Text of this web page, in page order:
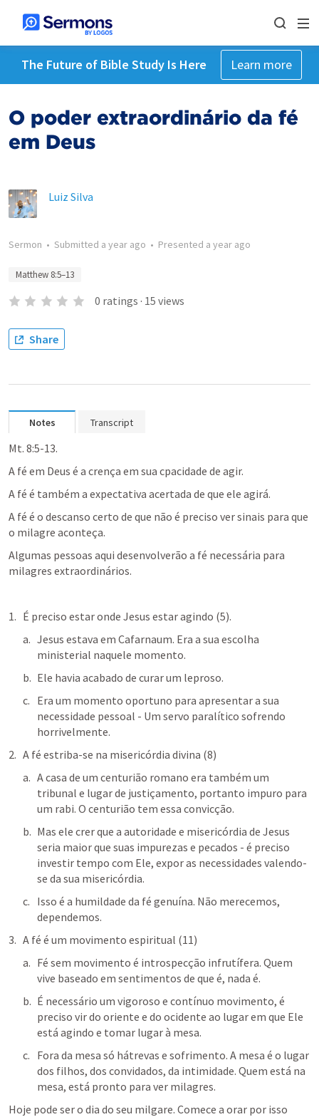
The Future of Bible Study Is Here Learn more
O poder extraordinário da fé
em Deus
Luiz Silva
Sermon • Submitted a year ago • Presented a year ago
Matthew 8:5–13
0 ratings · 15 views
Share
Notes Transcript
Mt. 8:5-13.
A fé em Deus é a crença em sua cpacidade de agir.
A fé é também a expectativa acertada de que ele agirá.
A fé é o descanso certo de que não é preciso ver sinais para que
o milagre aconteça.
Algumas pessoas aqui desenvolverão a fé necessária para
milagres extraordinários.
É preciso estar onde Jesus estar agindo (5).
Jesus estava em Cafarnaum. Era a sua escolha
ministerial naquele momento.
Ele havia acabado de curar um leproso.
Era um momento oportuno para apresentar a sua
necessidade pessoal - Um servo paralítico sofrendo
horrivelmente.
A fé estriba-se na misericórdia divina (8)
A casa de um centurião romano era também um
tribunal e lugar de justiçamento, portanto impuro para
um rabi. O centurião tem essa convicção.
Mas ele crer que a autoridade e misericórdia de Jesus
seria maior que suas impurezas e pecados - é preciso
investir tempo com Ele, expor as necessidades valendo-
se da sua misericórdia.
Isso é a humildade da fé genuína. Não merecemos,
dependemos.
A fé é um movimento espiritual (11)
Fé sem movimento é introspecção infrutífera. Quem
vive baseado em sentimentos de que é, nada é.
É necessário um vigoroso e contínuo movimento, é
preciso vir do oriente e do ocidente ao lugar em que Ele
está agindo e tomar lugar à mesa.
Fora da mesa só hátrevas e sofrimento. A mesa é o lugar
dos filhos, dos convidados, da intimidade. Quem está na
mesa, está pronto para ver milagres.
Hoje pode ser o dia do seu milgare. Comece a orar por isso